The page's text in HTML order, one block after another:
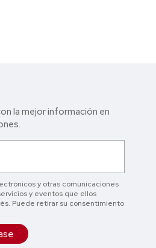
la mejor in formación en
y otras comunicaciones
y eventos que ellos
Puede retirar su consentimiento